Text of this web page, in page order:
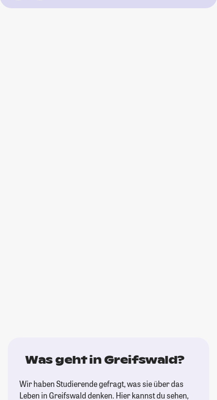
Was geht in Greifswald?
Wir haben Studierende gefragt, was sie über das
Leben in Greifswald denken. Hier kannst du sehen,